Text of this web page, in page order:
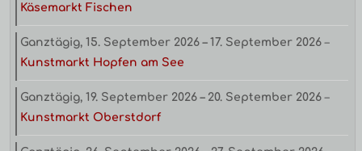
Käsemarkt Fischen
Ganztägig, 15. September 2026 – 17. September 2026 –
Kunstmarkt Hopfen am See
Ganztägig, 19. September 2026 – 20. September 2026 –
Kunstmarkt Oberstdorf